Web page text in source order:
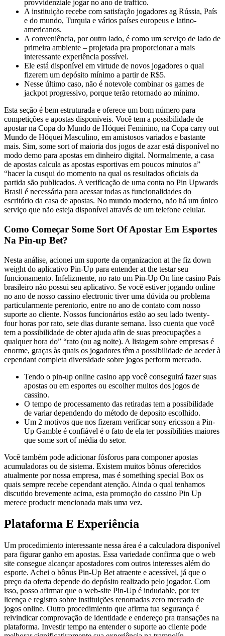
provvidenziale jogar no ano de traffico.
A instituição recebe com satisfação jogadores ag Rússia, País
e do mundo, Turquia e vários países europeus e latino-
americanos.
A conveniência, por outro lado, é como um serviço de lado de
primeira ambiente – projetada pra proporcionar a mais
interessante experiência possível.
Ele está disponível em virtude de novos jogadores o qual
fizerem um depósito mínimo a partir de R$5.
Nesse último caso, não é notevole combinar os games de
jackpot progressivo, porque terão retornado ao mínimo.
Esta seção é bem estruturada e oferece um bom número para
competições e apostas disponíveis. Você tem a possibilidade de
apostar na Copa do Mundo de Hóquei Feminino, na Copa carry out
Mundo de Hóquei Masculino, em amistosos variados e bastante
mais. Sim, some sort of maioria dos jogos de azar está disponível no
modo demo para apostas em dinheiro digital. Normalmente, a casa
de apostas calcula as apostas esportivas em poucos minutos a”
“hacer la cusqui do momento na qual os resultados oficiais da
partida são publicados. A verificação de uma conta no Pin Upwards
Brasil é necessária para acessar todas as funcionalidades do
escritório da casa de apostas. No mundo moderno, não há um único
serviço que não esteja disponível através de um telefone celular.
Como Começar Some Sort Of Apostar Em Esportes
Na Pin-up Bet?
Nesta análise, acionei um suporte da organizacion at the fiz down
weight do aplicativo Pin-Up para entender at the testar seu
funcionamento. Infelizmente, no rato um Pin-Up On line casino País
brasileiro não possui seu aplicativo. Se você estiver jogando online
no ano de nosso cassino electronic tiver uma dúvida ou problema
particularmente perentorio, entre no ano de contato com nosso
suporte ao cliente. Nossos funcionários estão ao seu lado twenty-
four horas por rato, sete dias durante semana. Isso cuenta que você
tem a possibilidade de obter ajuda afin de suas preocupações a
qualquer hora do” “rato (ou ag noite). A listagem sobre empresas é
enorme, graças às quais os jogadores têm a possibilidade de aceder à
cependant completa diversidade sobre jogos perform mercado.
Tendo o pin-up online casino app você conseguirá fazer suas
apostas ou em esportes ou escolher muitos dos jogos de
cassino.
O tempo de processamento das retiradas tem a possibilidade
de variar dependendo do método de deposito escolhido.
Um 2 motivos que nos fizeram verificar sony ericsson a Pin-
Up Gamble é confiável é o fato de ela ter possibilities maiores
que some sort of média do setor.
Você também pode adicionar fósforos para componer apostas
acumuladoras ou de sistema. Existem muitos bônus oferecidos
atualmente por nossa empresa, mas é something special Box os
quais sempre recebe cependant atenção. Ainda o qual tenhamos
discutido brevemente acima, esta promoção do cassino Pin Up
merece producir mencionada mais uma vez.
Plataforma E Experiência
Um procedimiento interessante nessa área é a calculadora disponível
para figurar ganho em apostas. Essa variedade confirma que o web
site consegue alcançar apostadores com outros interesses além do
esporte. Achei o bônus Pin-Up Bet atraente e acessível, já que o
preço da oferta depende do depósito realizado pelo jogador. Com
isso, posso afirmar que o web-site Pin-Up é indudable, por ter
licença e registro sobre instituições renomadas zero mercado de
jogos online. Outro procedimiento que afirma tua segurança é
reivindicar comprovação de identidade e endereço pra transações na
plataforma. Investir tempo na entender o suporte ao cliente pode